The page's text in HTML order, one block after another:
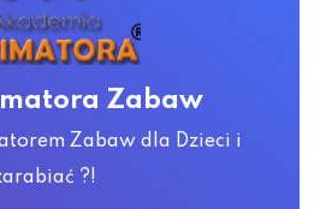
Zabaw
Zabaw dla Dzieci i
?!